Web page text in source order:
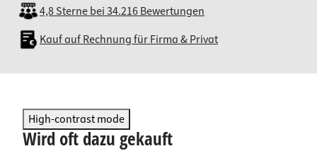
4,8 Sterne bei 34.216 Bewertungen
Kauf auf Rechnung für Firma & Privat
High-contrast mode
Wird oft dazu gekauft